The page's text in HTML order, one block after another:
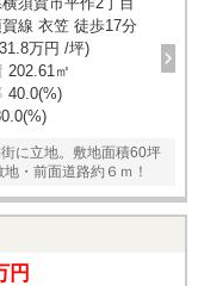
賀線 衣笠 徒歩17分
万円 /坪)
202.61㎡
40.0(%)
に立地。敷地面積60坪
・前面道路約６ｍ！
円